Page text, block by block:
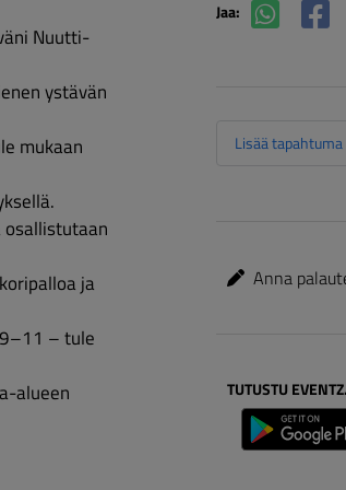
Nuutti-
ystävän
mukaan
osallistutaan
ja
– tule
alueen
Jaa:
Lisää
Anna
TUTUSTU